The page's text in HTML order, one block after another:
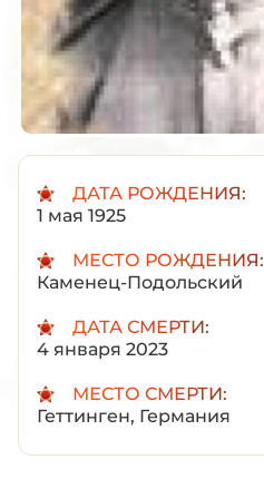
ДАТА РОЖДЕНИЯ:
1 мая 1925
МЕСТО РОЖДЕНИЯ:
Каменец-Подольский
ДАТА СМЕРТИ:
4 января 2023
МЕСТО СМЕРТИ:
Геттинген, Германия